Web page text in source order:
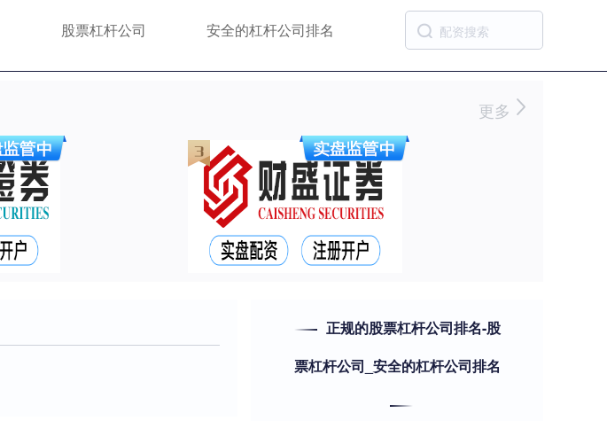
股票杠杆公司 安全的杠杆公司排名
更多
正规的股票杠杆公司排名-股
票杠杆公司_安全的杠杆公司排名